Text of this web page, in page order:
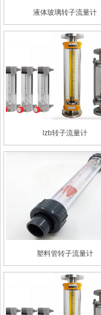
液体玻璃转子流量计
lzb转子流量计
塑料管转子流量计